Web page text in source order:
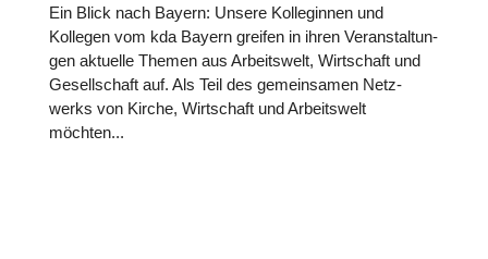
Ein Blick nach Bayern: Unsere Kol­le­gin­nen und
Kollegen vom kda Bayern greifen in ihren Ver­an­stal­tun­
gen aktuelle Themen aus Arbeits­welt, Wirt­schaft und
Gesell­schaft auf. Als Teil des gemein­sa­men Netz­
werks von Kirche, Wirt­schaft und Arbeits­welt
möchten...